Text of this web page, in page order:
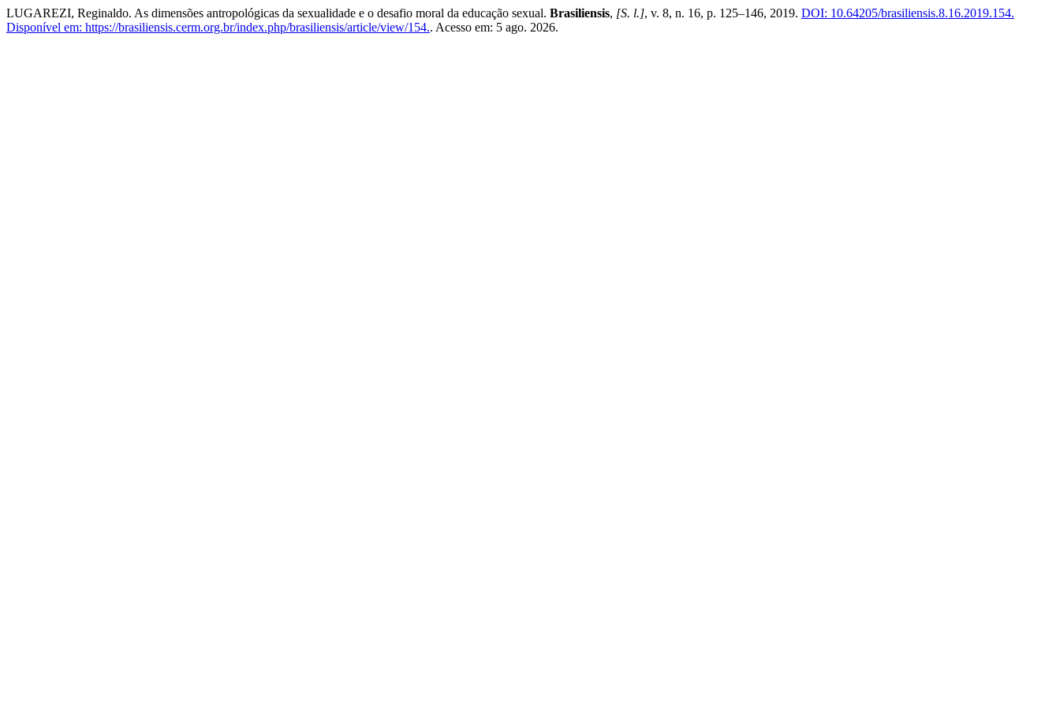
LUGAREZI, Reginaldo. As dimensões antropológicas da sexualidade e o desafio moral da educação sexual. Brasiliensis, [S. l.], v. 8, n. 16, p. 125–146, 2019. DOI: 10.64205/brasiliensis.8.16.2019.154.
Disponível em: https://brasiliensis.cerm.org.br/index.php/brasiliensis/article/view/154.. Acesso em: 5 ago. 2026.